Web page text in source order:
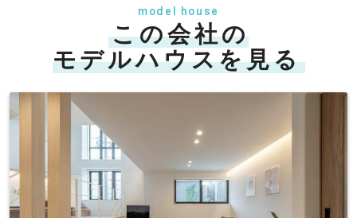
model house
この会社の
モデルハウスを見る